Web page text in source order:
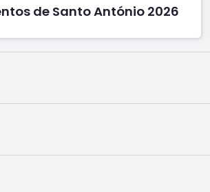
de Santo António 2026